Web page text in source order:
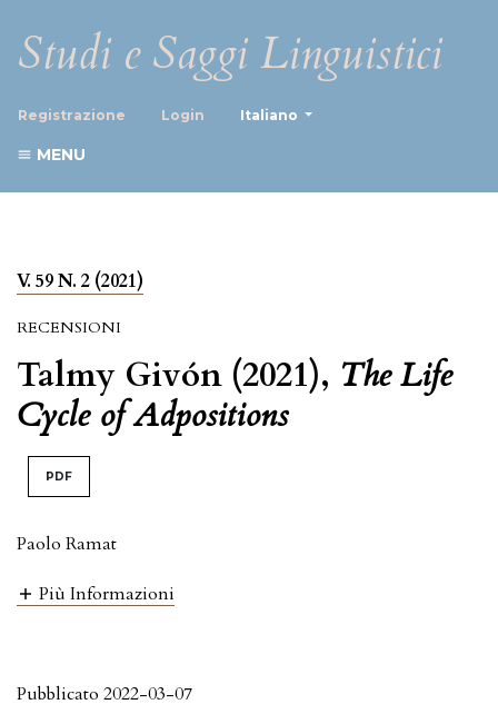
Studi e Saggi Linguistici
Registrazione Login Italiano
MENU
V. 59 N. 2 (2021)
RECENSIONI
Talmy Givón (2021), The Life
Cycle of Adpositions
PDF
Paolo Ramat
Più Informazioni
Pubblicato 2022-03-07